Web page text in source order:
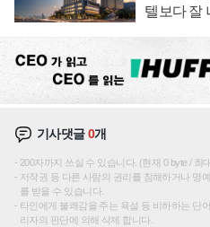
텔보다 잘
기사댓글0개
200자까지 쓰실 수 있습니다. (현재 0 byte / 최
저작권 등 다른 사람의 권리를 침해하거나 명
를 받을 수 있습니다.
타인에게 불쾌감을 주는 욕설 등 비하하는 단
리자의 판단에 의해 삭제 합니다.